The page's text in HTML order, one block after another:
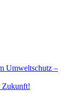
Umweltschutz –
Zukunft!